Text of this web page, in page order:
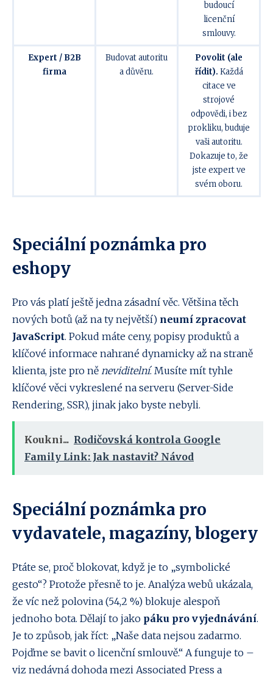
budoucí
licenční
smlouvy.
Expert / B2B
firma
Budovat autoritu
a důvěru.
Povolit (ale
řídit). Každá
citace ve
strojové
odpovědi, i bez
prokliku, buduje
vaši autoritu.
Dokazuje to, že
jste expert ve
svém oboru.
Speciální poznámka pro
eshopy
Pro vás platí ještě jedna zásadní věc. Většina těch
nových botů (až na ty největší) neumí zpracovat
JavaScript. Pokud máte ceny, popisy produktů a
klíčové informace nahrané dynamicky až na straně
klienta, jste pro ně neviditelní. Musíte mít tyhle
klíčové věci vykreslené na serveru (Server-Side
Rendering, SSR), jinak jako byste nebyli.
Koukni... Rodičovská kontrola Google
Family Link: Jak nastavit? Návod
Speciální poznámka pro
vydavatele, magazíny, blogery
Ptáte se, proč blokovat, když je to „symbolické
gesto“? Protože přesně to je. Analýza webů ukázala,
že víc než polovina (54,2 %) blokuje alespoň
jednoho bota. Dělají to jako páku pro vyjednávání.
Je to způsob, jak říct: „Naše data nejsou zadarmo.
Pojďme se bavit o licenční smlouvě.“ A funguje to –
viz nedávná dohoda mezi Associated Press a